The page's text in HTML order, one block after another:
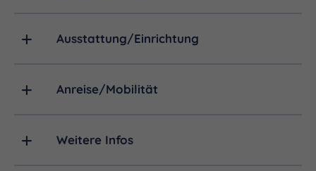
Ausstattung/Einrichtung
Anreise/Mobilität
Weitere Infos